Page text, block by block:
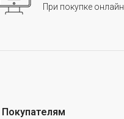
При покупке онлайн
Покупателям